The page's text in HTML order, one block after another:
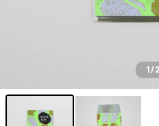
1/2